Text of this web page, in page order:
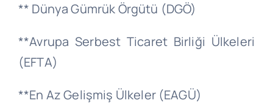
** Dünya Gümrük Örgütü (DGÖ)
**Avrupa Serbest Ticaret Birliği Ülkeleri
(EFTA)
**En Az Gelişmiş Ülkeler (EAGÜ)